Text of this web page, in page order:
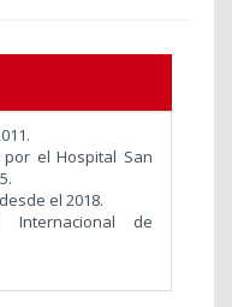
el Hospital San
el 2018.
Internacional de